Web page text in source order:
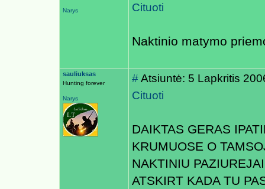
Narys
Cituoti
Naktinio matymo
sauliuksas
Hunting forever
Narys
#Atsiuntė: 5 Lapkritis
Cituoti
DAIKTAS GERAS
KRUMUOSE O
NAKTINIU
ATSKIRT KADA TU